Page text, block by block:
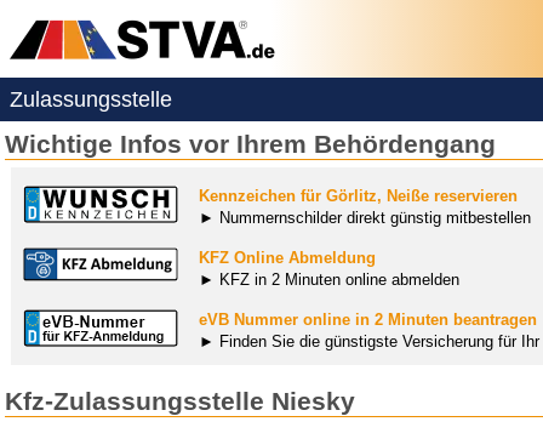
Zulassungsstelle
Wichtige Infos vor Ihrem Behördengang
Kennzeichen für Görlitz, Neiße reservieren
► Nummernschilder direkt günstig mitbestellen
KFZ Online Abmeldung
► KFZ in 2 Minuten online abmelden
eVB Nummer online in 2 Minuten beantragen
► Finden Sie die günstigste Versicherung für
Kfz-Zulassungsstelle Niesky